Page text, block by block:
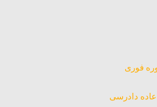
فوری
دادرسی